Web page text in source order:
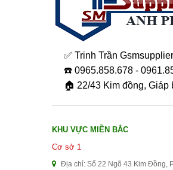
✅ Trinh Trần
☎️ 0965.858.678 -
🏠 22/43 Kim đồng, Giáp
KHU VỰC MIỀN BẮC
Cơ sở 1
Địa chỉ: Số 22 Ngõ 43 Kim Đồng,